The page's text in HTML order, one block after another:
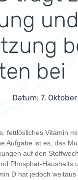
bei
Datum: 7.
fettlösliches Vitamin
Aufgabe ist es, das
auf den
Phosphat-Haushalts
D hat jedoch